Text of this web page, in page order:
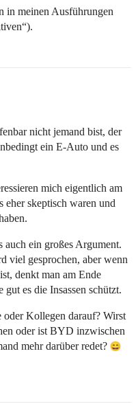
in meinen Ausführungen
nicht jemand bist, der
ein E-Auto und es
mich eigentlich am
eher skeptisch waren und
ein großes Argument.
viel gesprochen, aber wenn
denkt man am Ende
es die Insassen schützt.
Kollegen darauf? Wirst
oder ist BYD inzwischen
mehr darüber redet?